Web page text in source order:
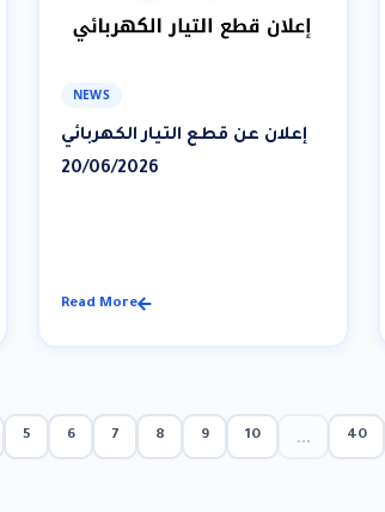
NEWS
إعلان عن قطع التيار الكهربائي
20/06/2026
Read More
5 6 7 8 9 10 ... 40